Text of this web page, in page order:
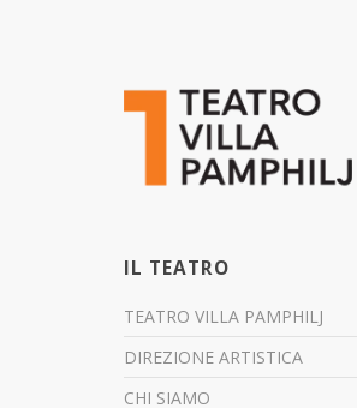
IL TEATRO
TEATRO VILLA PAMPHILJ
DIREZIONE ARTISTICA
CHI SIAMO